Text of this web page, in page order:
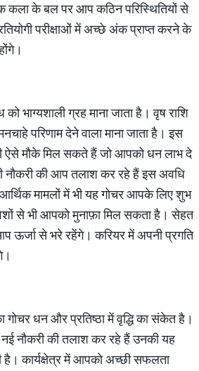
कला के बल पर आप कठिन परिस्थितियों से
परीक्षाओं में अच्छे अंक प्राप्त करने के
भाग्यशाली ग्रह माना जाता है। वृष राशि
परिणाम देने वाला माना जाता है। इस
ऐसे मौके मिल सकते हैं जो आपको धन लाभ दे
की आप तलाश कर रहे हैं इस अवधि
मामलों में भी यह गोचर आपके लिए शुभ
से भी आपको मुनाफ़ा मिल सकता है। सेहत
ऊर्जा से भरे रहेंगे। करियर में अपनी प्रगति
धन और प्रतिष्ठा में वृद्धि का संकेत है।
नौकरी की तलाश कर रहे हैं उनकी यह
है। कार्यक्षेत्र में आपको अच्छी सफलता